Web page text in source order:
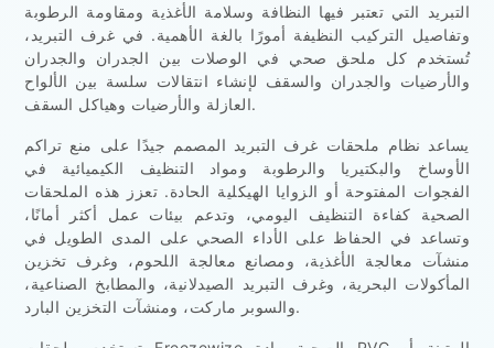
التبريد التي تعتبر فيها النظافة وسلامة الأغذية ومقاومة الرطوبة
وتفاصيل التركيب النظيفة أمورًا بالغة الأهمية. في غرف التبريد،
تُستخدم كل ملحق صحي في الوصلات بين الجدران والجدران
والأرضيات والجدران والسقف لإنشاء انتقالات سلسة بين الألواح
العازلة والأرضيات وهياكل السقف.
يساعد نظام ملحقات غرف التبريد المصمم جيدًا على منع تراكم
الأوساخ والبكتيريا والرطوبة ومواد التنظيف الكيميائية في
الفجوات المفتوحة أو الزوايا الهيكلية الحادة. تعزز هذه الملحقات
الصحية كفاءة التنظيف اليومي، وتدعم بيئات عمل أكثر أمانًا،
وتساعد في الحفاظ على الأداء الصحي على المدى الطويل في
منشآت معالجة الأغذية، ومصانع معالجة اللحوم، وغرف تخزين
المأكولات البحرية، وغرف التبريد الصيدلانية، والمطابخ الصناعية،
والسوبر ماركت، ومنشآت التخزين البارد.